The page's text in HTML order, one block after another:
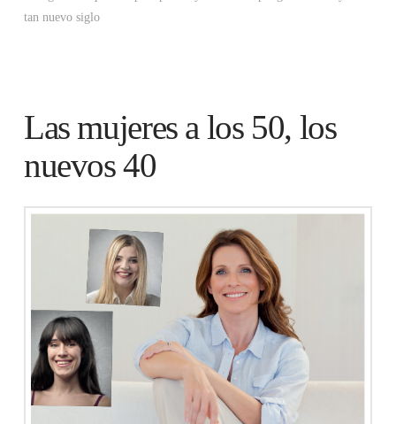
tan nuevo siglo
Las mujeres a los 50, los
nuevos 40